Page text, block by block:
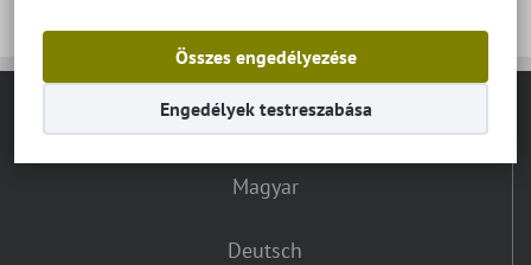
Összes engedélyezése
Engedélyek testreszabása
Magyar
Deutsch